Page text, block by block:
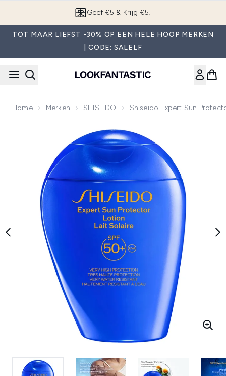
Geef €5 & Krijg €5!
TOT MAAR LIEFST -30% OP EEN HELE HOOP MERKEN
| CODE: SALELF
Home Merken SHISEIDO Shiseido Expert Sun